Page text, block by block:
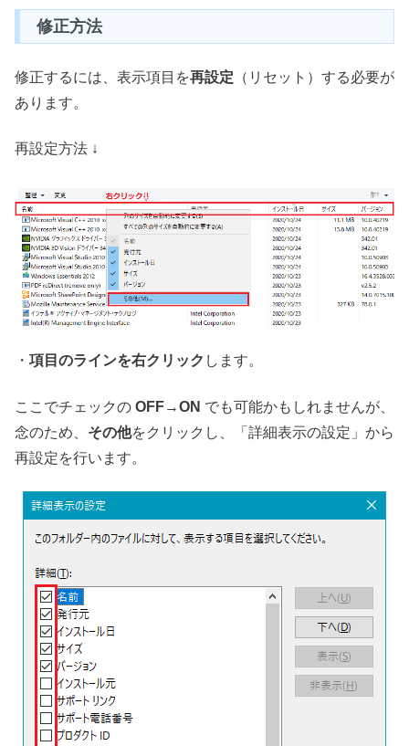
修正方法
修正するには、表示項目を再設定 （リセット）する必要が
あります。
再設定方法 ↓
・ 項目のラインを右クリック します。
ここでチェックの OFF→ON でも可能かもしれませんが、
念のため、 その他をクリックし、「詳細表示の設定」から
再設定を行います。